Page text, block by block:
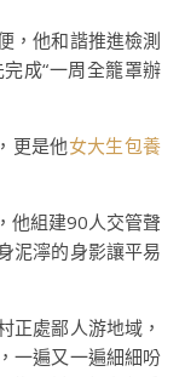
，他和諧推進檢測
成“一周全籠罩辦
更是他女大生包養
他組建90人交管聲
泥濘的身影讓平易
正處鄙人游地域，
一遍又一遍細細吩